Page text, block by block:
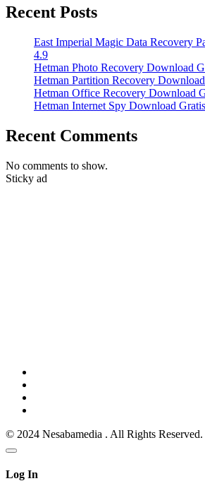
Recent Posts
East Imperial Magic Data Recovery
4.9
Hetman Photo Recovery Download
Hetman Partition Recovery
Hetman Office Recovery Download
Hetman Internet Spy Download
Recent Comments
No comments to show.
Sticky ad
© 2024 Nesabamedia . All Rights Reserved.
Log In